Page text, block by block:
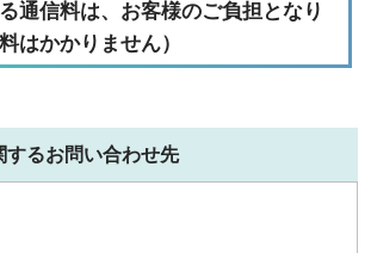
通信料は、お客様のご負担となり
はかかりません）
するお問い合わせ先